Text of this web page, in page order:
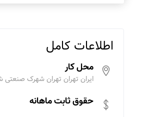
اطلاعات کامل
محل کار
ایران تهران تهران شهرک
حقوق ثابت ماهانه